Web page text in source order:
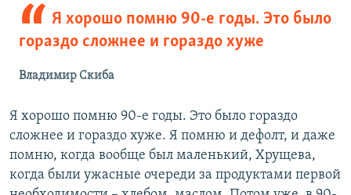
Я хорошо помню 90-е годы. Это было
гораздо сложнее и гораздо хуже
Владимир Скиба
Я хорошо помню 90-е годы. Это было гораздо
сложнее и гораздо хуже. Я помню и дефолт, и даже
помню, когда вообще был маленький, Хрущева,
когда были ужасные очереди за продуктами первой